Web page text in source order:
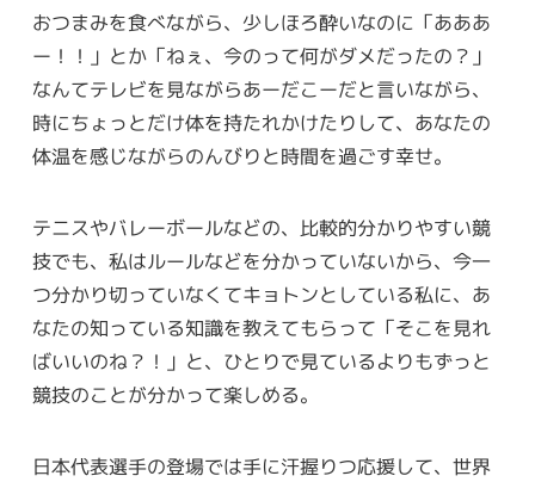
おつまみを食べながら、少しほろ酔いなのに「あああ
ー！！」とか「ねぇ、今のって何がダメだったの？」
なんてテレビを見ながらあーだこーだと言いながら、
時にちょっとだけ体を持たれかけたりして、あなたの
体温を感じながらのんびりと時間を過ごす幸せ。
テニスやバレーボールなどの、比較的分かりやすい競
技でも、私はルールなどを分かっていないから、今一
つ分かり切っていなくてキョトンとしている私に、あ
なたの知っている知識を教えてもらって「そこを見れ
ばいいのね？！」と、ひとりで見ているよりもずっと
競技のことが分かって楽しめる。
日本代表選手の登場では手に汗握りつ応援して、世界